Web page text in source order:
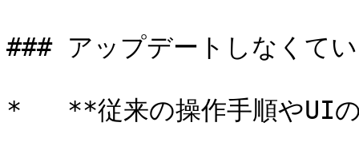
### アップデートしなくて
*   **従来の操作手順やUI